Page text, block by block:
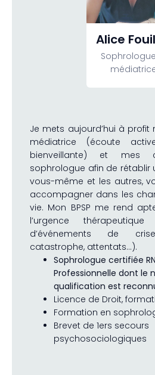
Alice
Je mets aujourd’hui à profit
médiatrice (écoute
bienveillante) et mes
sophrologue afin de rétablir
vous-même et les autres,
accompagner dans les
vie. Mon BPSP me rend
l’urgence
d’événements de
catastrophe, attentats…).
Sophrologue certifiée
Professionnelle dont le
qualification est
Licence de Droit,
Formation en
Brevet de 1ers secours
psychosociologiques